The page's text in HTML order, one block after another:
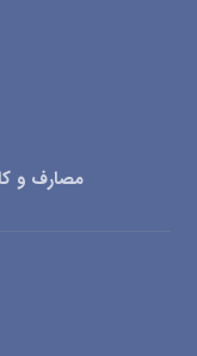
مصارف و